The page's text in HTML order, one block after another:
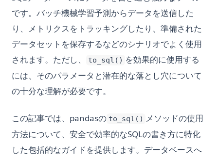
です。バッチ機械学習予測からデータを送信した
り、メトリクスをトラッキングしたり、準備された
データセットを保存するなどのシナリオでよく使用
されます。ただし、
to_sql() を効果的に使用する
には、そのパラメータと潜在的な落とし穴について
の十分な理解が必要です。
この記事では、pandasの to_sql() メソッドの使用
方法について、安全で効率的なSQLの書き方に特化
した包括的なガイドを提供します。データベースへ